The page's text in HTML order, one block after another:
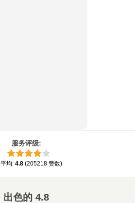
服务评级:
平均: 4.8 (205218 赞数)
出色的 4.8